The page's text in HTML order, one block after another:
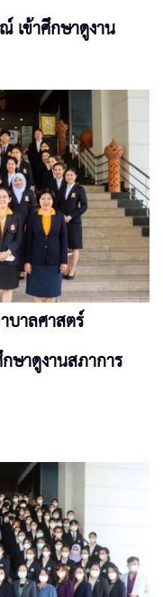
เข้าศึกษาดูงาน
าลศาสตร์
ษาดูงานสภาการ